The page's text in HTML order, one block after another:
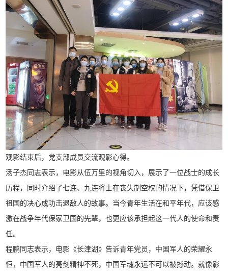
观影结束后，党支部成员交流观影心得。
汤子杰同志表示，电影从伍万里的视角切入，展示了一位战士的成长
历程，同时介绍了七连、九连将士在丧失制空权的情况下，凭借保卫
祖国的决心成功击退敌人的故事。当今青年生活在和平年代，应该感
激在战争年代保家卫国的先辈，也更应该承担起这一代人的使命和责
任。
程鹏同志表示，电影《长津湖》告诉青年党员，中国军人的荣耀永
恒，中国军人的亮剑精神不死，中国军魂永远不可以被撼动。就像影